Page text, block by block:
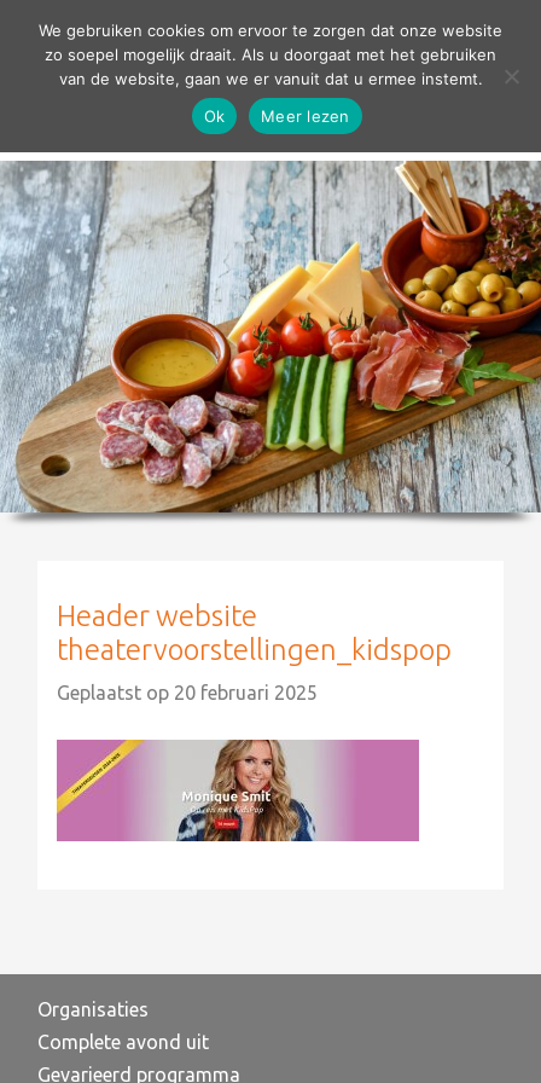
contact
home
agenda
theater
sport
grand café
zakelijk
over ons
Header website
theatervoorstellingen_kidspop
Geplaatst op 20 februari 2025
Organisaties
Complete avond uit
Gevarieerd programma
We gebruiken cookies om ervoor te zorgen dat onze website
zo soepel mogelijk draait. Als u doorgaat met het gebruiken
van de website, gaan we er vanuit dat u ermee instemt.
Ok
Meer lezen